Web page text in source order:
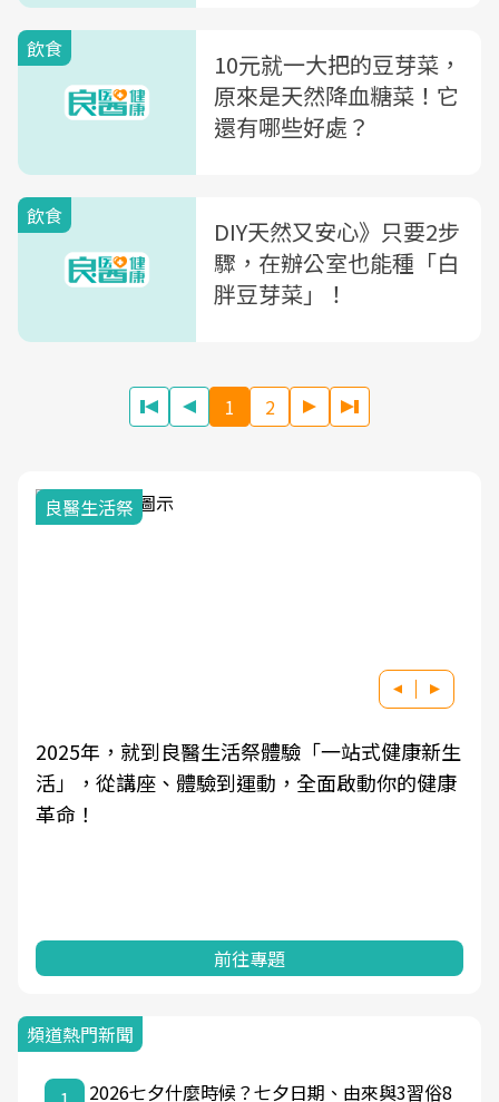
飲食
10元就一大把的豆芽菜，
原來是天然降血糖菜！它
還有哪些好處？
飲食
DIY天然又安心》只要2步
驟，在辦公室也能種「白
胖豆芽菜」！
1 2
良醫生活祭
2025年，就到良醫生活祭體驗「一站式健康新生
活」，從講座、體驗到運動，全面啟動你的健康
革命！
前往專題
頻道熱門新聞
2026七夕什麼時候？七夕日期、由來與3習俗8